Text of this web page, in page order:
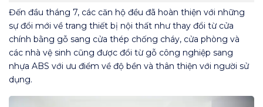
Đến đầu tháng 7, các căn hộ đều đã hoàn thiện với những
sự đổi mới về trang thiết bị nội thất như thay đổi từ cửa
chính bằng gỗ sang cửa thép chống cháy, cửa phòng và
các nhà vệ sinh cũng được đổi từ gỗ công nghiệp sang
nhựa ABS với ưu điểm về độ bền và thân thiện với người sử
dụng.